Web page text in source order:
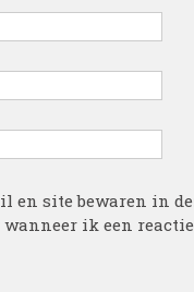
en site bewaren in
wanneer ik een